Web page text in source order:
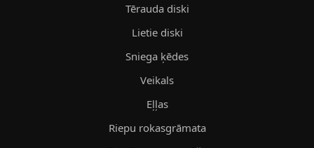
Tērauda diski
Lietie diski
Sniega ķēdes
Veikals
Eļļas
Riepu rokasgrāmata